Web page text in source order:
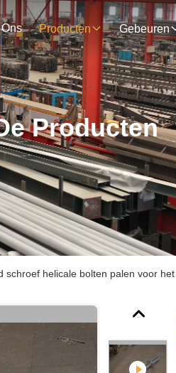
Producten Gebeuren
Producten
helicale bolten palen voor